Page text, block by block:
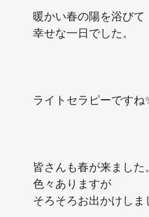
暖かい春の陽を浴びて
幸せな一日でした。
ライトセラピーですね
皆さんも春が来ました
色々ありますが
そろそろお出かけし